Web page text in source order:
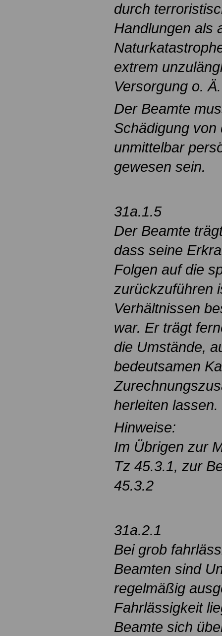
durch
Handlungen als
extrem
Versorgung o.
Der Beamte
Schädigung
unmittelbar
gewesen sein.
31a.1.5
Der Beamte
dass seine
Folgen auf die
zurückzuführen
Verhältnissen
war. Er trägt
die Umstände,
bedeutsamen
herleiten lassen.
Hinweise:
Im Übrigen zur
Tz 45.3.1, zur
45.3.2
31a.2.1
Bei grob
Beamten sind
regelmäßig
Fahrlässigkeit
Beamte sich